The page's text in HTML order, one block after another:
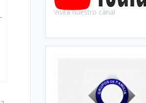
Visitá nuestro canal